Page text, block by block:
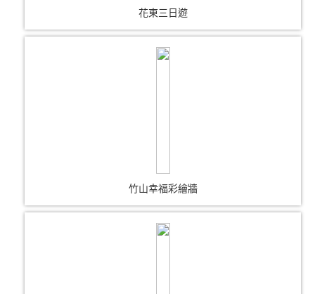
花東三日遊
竹山幸福彩繪牆